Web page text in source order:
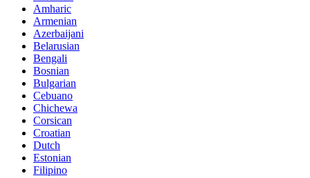
Amharic
Armenian
Azerbaijani
Belarusian
Bengali
Bosnian
Bulgarian
Cebuano
Chichewa
Corsican
Croatian
Dutch
Estonian
Filipino